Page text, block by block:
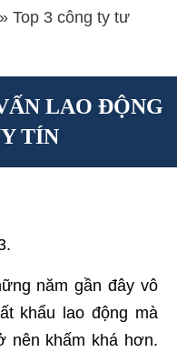
» Top 3 công ty tư
LAO ĐỘNG
TÍN
năm gần đây vô
khẩu lao động mà
nên khấm khá hơn.